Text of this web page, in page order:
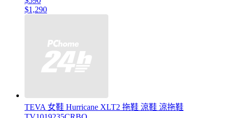
$1,290
TEVA 女鞋 Hurricane XLT2 拖鞋 涼鞋 涼拖鞋